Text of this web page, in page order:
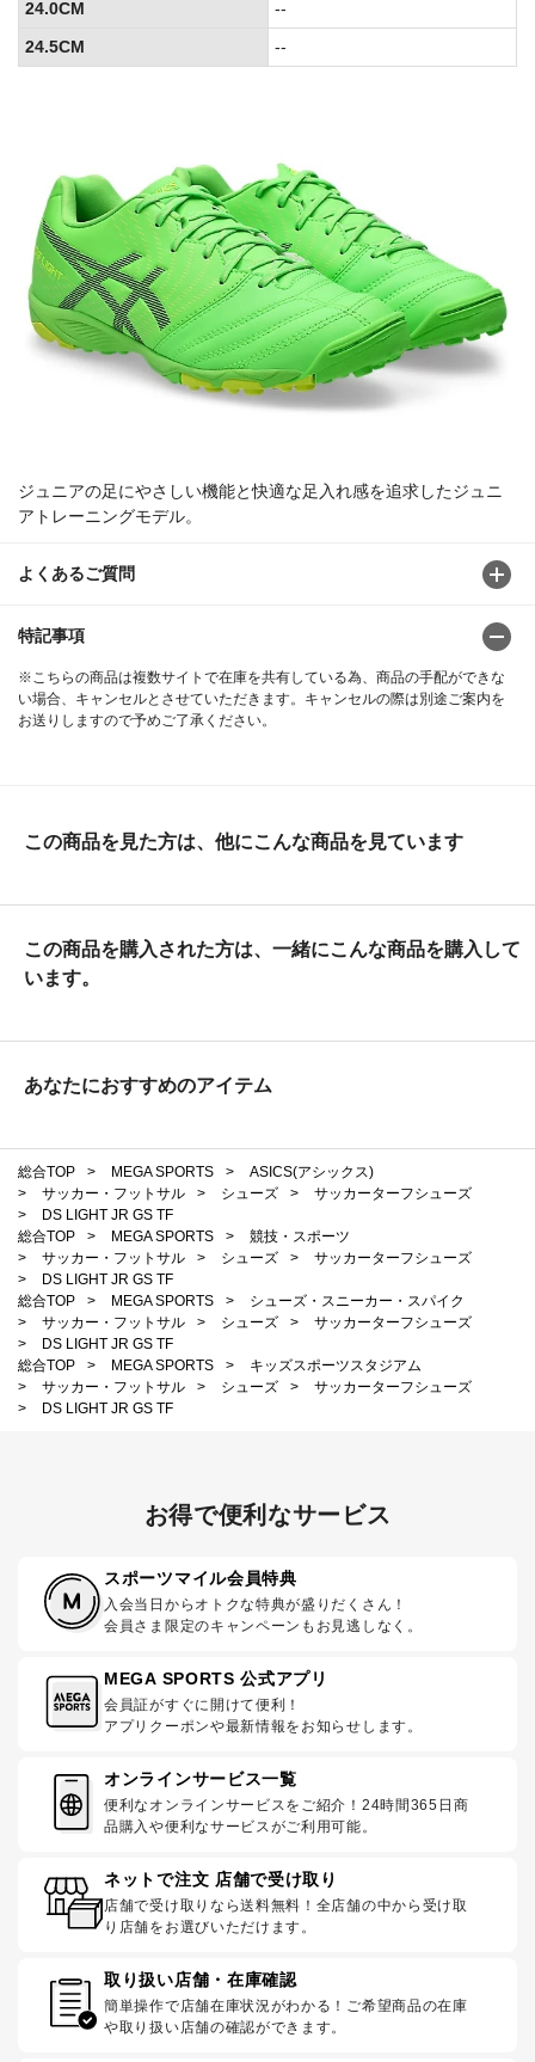
ジュニアの足にやさしい機能と快適な足入れ感を追求したジュニ
アトレーニングモデル。
よくあるご質問
特記事項
※こちらの商品は複数サイトで在庫を共有している為、商品の手配ができな
い場合、キャンセルとさせていただきます。キャンセルの際は別途ご案内を
お送りしますので予めご了承ください。
24.0CM
--
24.5CM
--
この商品を見た方は、他にこんな商品を見ています
この商品を購入された方は、一緒にこんな商品を購入して
います。
あなたにおすすめのアイテム
総合TOP > MEGA SPORTS >
ASICS(アシックス)
>
サッカー・フットサル > シューズ >
サッカーターフシューズ
>
DS LIGHT JR GS TF
総合TOP
> MEGA SPORTS >
競技・スポーツ
>
サッカー・フットサル > シューズ >
サッカーターフシューズ
>
DS LIGHT JR GS TF
総合TOP
> MEGA SPORTS >
シューズ・スニーカー・スパイク
>
サッカー・フットサル > シューズ >
サッカーターフシューズ
>
DS LIGHT JR GS TF
総合TOP
> MEGA SPORTS >
キッズスポーツスタジアム
>
サッカー・フットサル > シューズ >
サッカーターフシューズ
>
DS LIGHT JR GS TF
お得で便利なサービス
スポーツマイル会員特典
入会当日からオトクな特典が盛りだくさん！
会員さま限定のキャンペーンもお見逃しなく。
MEGA SPORTS 公式アプリ
会員証がすぐに開けて便利！
アプリクーポンや最新情報をお知らせします。
オンラインサービス一覧
便利なオンラインサービスをご紹介！24時間365日商
品購入や便利なサービスがご利用可能。
ネットで注文 店舗で受け取り
店舗で受け取りなら送料無料！全店舗の中から受け取
り店舗をお選びいただけます。
取り扱い店舗・在庫確認
簡単操作で店舗在庫状況がわかる！ご希望商品の在庫
や取り扱い店舗の確認ができます。